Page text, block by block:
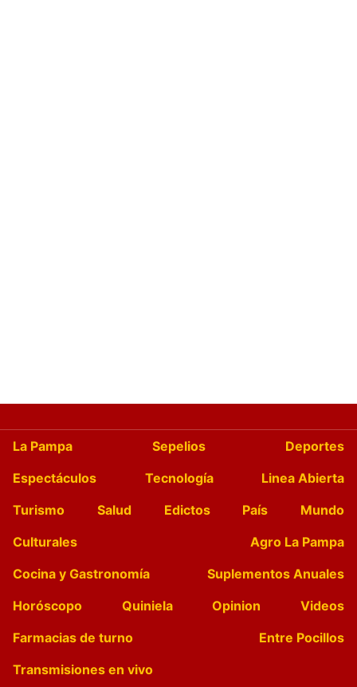
La Pampa Sepelios
Deportes
Espectáculos
Tecnología
Linea Abierta
Turismo
Salud Edictos País
Mundo
Culturales
Agro La Pampa
Cocina y Gastronomía
Suplementos Anuales
Horóscopo
Quiniela Opinion
Videos
Farmacias de turno
Entre Pocillos
Transmisiones en vivo